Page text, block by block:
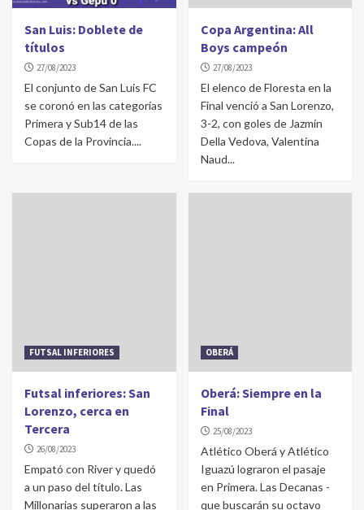
San Luis: Doblete de
títulos
27/08/2023
El conjunto de San Luis FC
se coronó en las categorías
Primera y Sub14 de las
Copas de la Provincia....
Copa Argentina: All
Boys campeón
27/08/2023
El elenco de Floresta en la
Final venció a San Lorenzo,
3-2, con goles de Jazmín
Della Vedova, Valentina
Naud...
FUTSAL INFERIORES
Futsal inferiores: San
Lorenzo, cerca en
Tercera
26/08/2023
Empató con River y quedó
a un paso del título. Las
Millonarias superaron a las
OBERÁ
Oberá: Siempre en la
Final
25/08/2023
Atlético Oberá y Atlético
Iguazú lograron el pasaje
en Primera. Las Decanas -
que buscarán su octavo